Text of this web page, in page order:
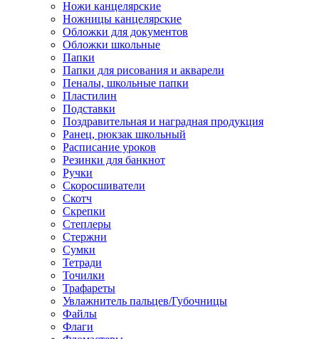
Ножи канцелярские
Ножницы канцелярские
Обложки для документов
Обложки школьные
Папки
Папки для рисования и акварели
Пеналы, школьные папки
Пластилин
Подставки
Поздравительная и наградная продукция
Ранец, рюкзак школьный
Расписание уроков
Резинки для банкнот
Ручки
Скоросшиватели
Скотч
Скрепки
Степлеры
Стержни
Сумки
Тетради
Точилки
Трафареты
Увлажнитель пальцев/Губочницы
Файлы
Флаги